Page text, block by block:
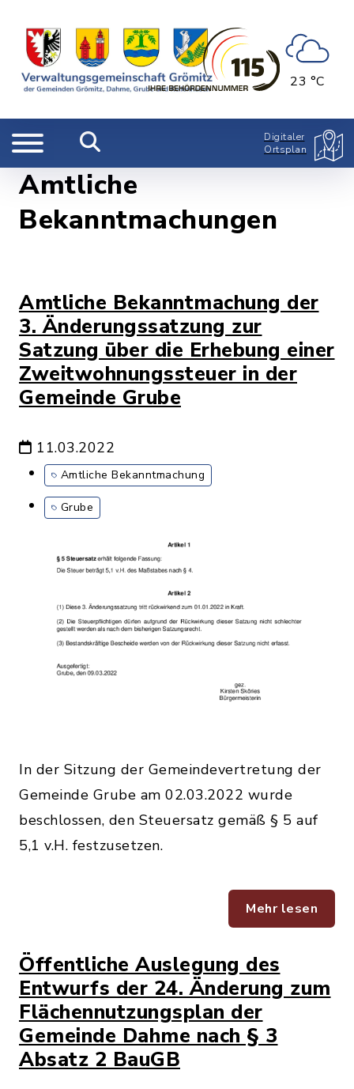
23 °C
Digitaler
Ortsplan
Amtliche
Bekanntmachungen
Amtliche Bekanntmachung der
3. Änderungssatzung zur
Satzung über die Erhebung einer
Zweitwohnungssteuer in der
Gemeinde Grube
11.03.2022
Amtliche Bekanntmachung
Grube
In der Sitzung der Gemeindevertretung der
Gemeinde Grube am 02.03.2022 wurde
beschlossen, den Steuersatz gemäß § 5 auf
5,1 v.H. festzusetzen.
Mehr lesen
Öffentliche Auslegung des
Entwurfs der 24. Änderung zum
Flächennutzungsplan der
Gemeinde Dahme nach § 3
Absatz 2 BauGB